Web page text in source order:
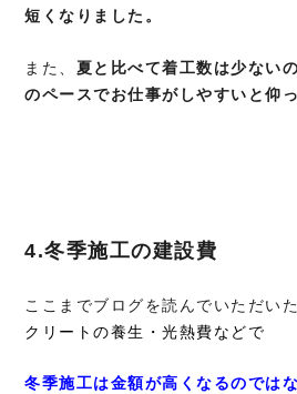
短くなりました。
また、 夏と比べて着工数は少ないの
のペースでお仕事がしやすいと仰
4.冬季施工の建設費
ここまでブログを読んでいただいた
クリートの養生・光熱費などで
冬季施工は金額が高くなるのでは